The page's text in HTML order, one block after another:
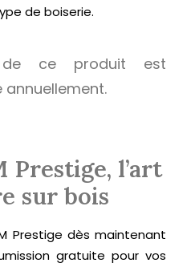
de boiserie.
de ce produit est
Prestige, l’art
sur bois
Prestige dès maintenant
gratuite pour vos